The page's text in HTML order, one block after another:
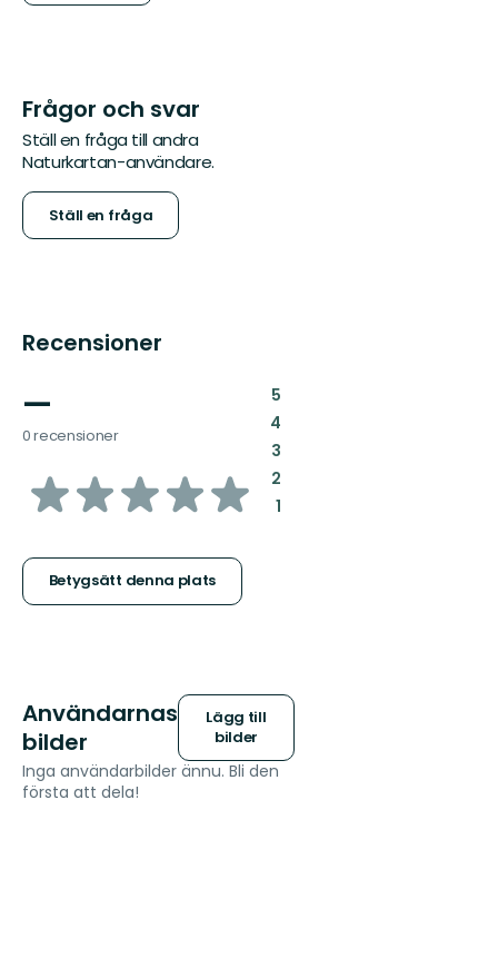
Frågor och svar
Ställ en fråga till andra
Naturkartan-användare.
Ställ en fråga
Recensioner
—
0 recensioner
av
stjärnor
Betygsätt denna plats
5:
4:
3:
2:
1:
Användarnas
bilder
Lägg till
bilder
Inga användarbilder ännu. Bli den
första att dela!